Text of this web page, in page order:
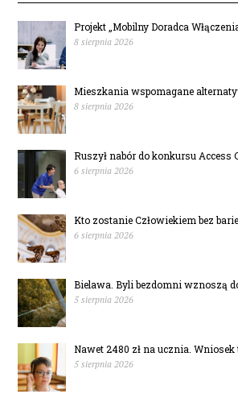
Projekt „Mobilny Doradca Włączenia
8 sierpnia 2026
Mieszkania wspomagane
8 sierpnia 2026
Ruszył nabór do konkursu Access
6 sierpnia 2026
Kto zostanie Człowiekiem bez
6 sierpnia 2026
Bielawa. Byli bezdomni wznoszą
5 sierpnia 2026
Nawet 2480 zł na ucznia. Wniosek
5 sierpnia 2026